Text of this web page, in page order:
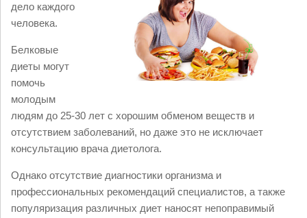
дело каждого
человека.
Белковые
диеты могут
помочь
молодым
людям до 25-30 лет с хорошим обменом веществ и
отсутствием заболеваний, но даже это не исключает
консультацию врача диетолога.
Однако отсутствие диагностики организма и
профессиональных рекомендаций специалистов, а также
популяризация различных диет наносят непоправимый